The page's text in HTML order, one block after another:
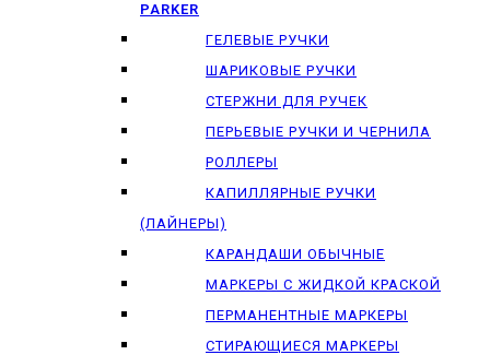
PARKER
ГЕЛЕВЫЕ РУЧКИ
ШАРИКОВЫЕ РУЧКИ
СТЕРЖНИ ДЛЯ РУЧЕК
ПЕРЬЕВЫЕ РУЧКИ И ЧЕРНИЛА
РОЛЛЕРЫ
КАПИЛЛЯРНЫЕ РУЧКИ
(ЛАЙНЕРЫ)
КАРАНДАШИ ОБЫЧНЫЕ
МАРКЕРЫ C ЖИДКОЙ КРАСКОЙ
ПЕРМАНЕНТНЫЕ МАРКЕРЫ
СТИРАЮЩИЕСЯ МАРКЕРЫ